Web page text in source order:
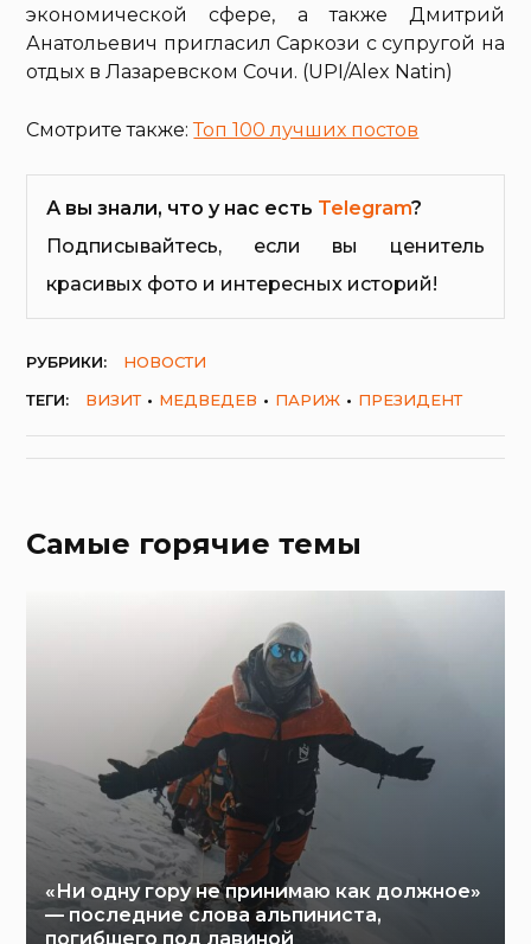
экономической сфере, а также Дмитрий
Анатольевич пригласил Саркози с супругой на
отдых в Лазаревском Сочи. (UPI/Alex Natin)
Смотрите также:Топ 100 лучших постов
А вы знали, что у нас есть Telegram?
Подписывайтесь, если вы ценитель
красивых фото и интересных историй!
РУБРИКИ:
НОВОСТИ
ТЕГИ:
ВИЗИТ МЕДВЕДЕВ ПАРИЖ ПРЕЗИДЕНТ
Самые горячие темы
«Ни одну гору не принимаю как должное»
— последние слова альпиниста,
погибшего под лавиной